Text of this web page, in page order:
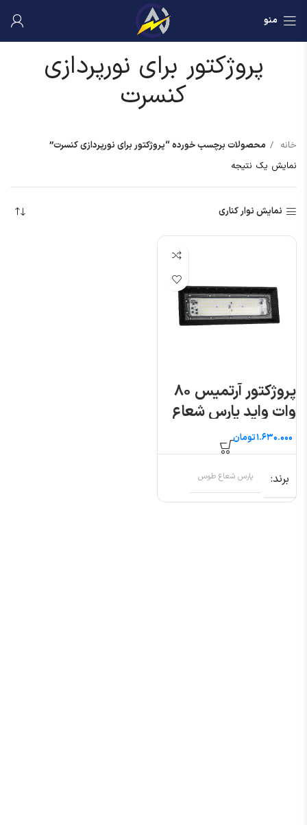
منو
پروژکتور برای نورپردازی
کنسرت
خانه
محصولات برچسب خورده “پروژکتور برای نورپردازی کنسرت”
نمایش یک نتیجه
نمایش نوار کناری
پروژکتور آرتمیس ۸۰
وات واید پارس شعاع
طوس تومان
برند پارس شعاع طوس